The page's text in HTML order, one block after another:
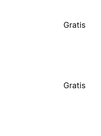
Gratis
Gratis